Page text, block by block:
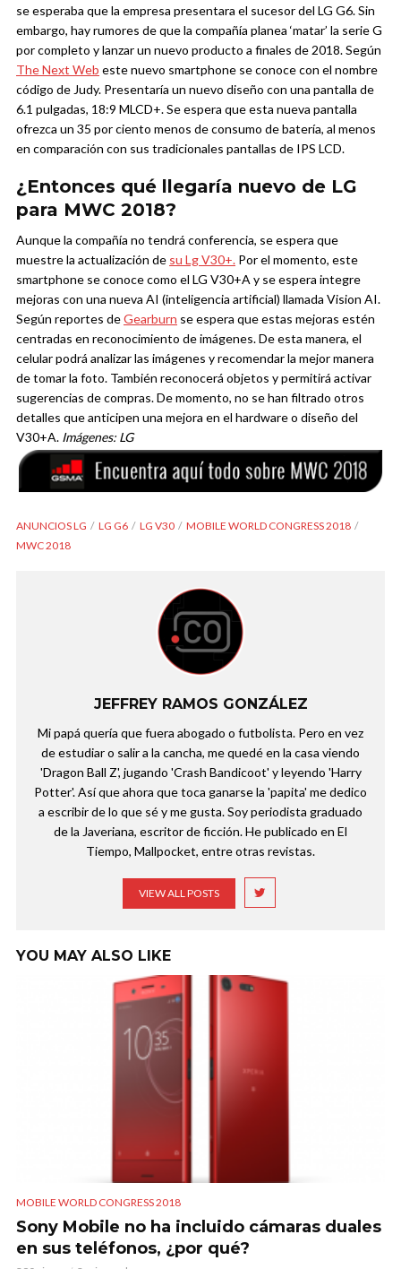
se esperaba que la empresa presentara el sucesor del LG G6. Sin
embargo, hay rumores de que la compañía planea ‘matar’ la serie G
por completo y lanzar un nuevo producto a finales de 2018.Según
The Next Web este nuevo smartphone se conoce con el nombre
código de Judy. Presentaría un nuevo diseño con una pantalla de
6.1 pulgadas, 18:9 MLCD+. Se espera que esta nueva pantalla
ofrezca un 35 por ciento menos de consumo de batería, al menos
en comparación con sus tradicionales pantallas de IPS LCD.
¿Entonces qué llegaría nuevo de LG
para MWC 2018?
Aunque la compañía no tendrá conferencia, se espera que
muestre la actualización de su Lg V30+. Por el momento, este
smartphone se conoce como el LG V30+A y se espera integre
mejoras con una nueva AI (inteligencia artificial) llamada Vision AI.
Según reportes deGearburn se espera que estas mejoras estén
centradas en reconocimiento de imágenes. De esta manera, el
celular podrá analizar las imágenes y recomendar la mejor manera
de tomar la foto. También reconocerá objetos y permitirá activar
sugerencias de compras.De momento, no se han filtrado otros
detalles que anticipen una mejora en el hardware o diseño del
V30+A. Imágenes: LG
ANUNCIOS LG LG G6 LG V30
MOBILE WORLD CONGRESS 2018
MWC 2018
JEFFREY RAMOS GONZÁLEZ
Mi papá quería que fuera abogado o futbolista. Pero en vez
de estudiar o salir a la cancha, me quedé en la casa viendo
'Dragon Ball Z', jugando 'Crash Bandicoot' y leyendo 'Harry
Potter'. Así que ahora que toca ganarse la 'papita' me dedico
a escribir de lo que sé y me gusta. Soy periodista graduado
de la Javeriana, escritor de ficción. He publicado en El
Tiempo, Mallpocket, entre otras revistas.
VIEW ALL POSTS
YOU MAY ALSO LIKE
MOBILE WORLD CONGRESS 2018
Sony Mobile no ha incluido cámaras duales
en sus teléfonos, ¿por qué?